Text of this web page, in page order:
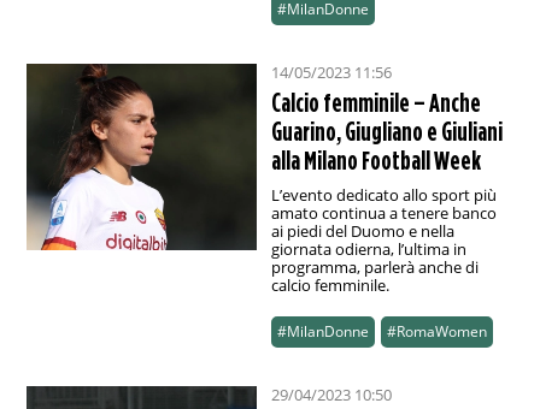
#MilanDonne
14/05/2023 11:56
Calcio femminile – Anche
Guarino, Giugliano e Giuliani
alla Milano Football Week
L’evento dedicato allo sport più
amato continua a tenere banco
ai piedi del Duomo e nella
giornata odierna, l’ultima in
programma, parlerà anche di
calcio femminile.
#MilanDonne #RomaWomen
29/04/2023 10:50